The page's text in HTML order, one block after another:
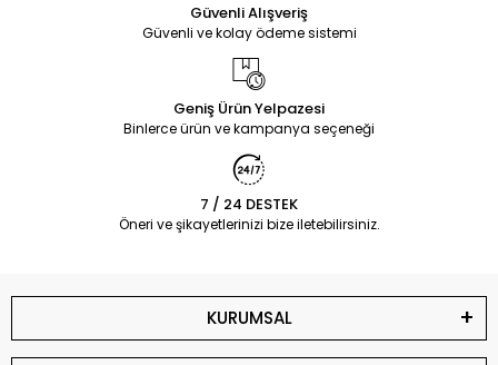
Güvenli Alışveriş
Güvenli ve kolay ödeme sistemi
Geniş Ürün Yelpazesi
Binlerce ürün ve kampanya seçeneği
7 / 24 DESTEK
Öneri ve şikayetlerinizi bize iletebilirsiniz.
KURUMSAL